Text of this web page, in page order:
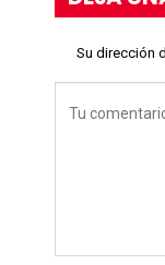
Su dirección